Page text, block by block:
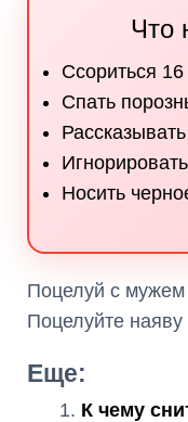
Что
Ссориться
Спать
Носить
Поцелуй с
Поцелуйте
Еще:
К чему